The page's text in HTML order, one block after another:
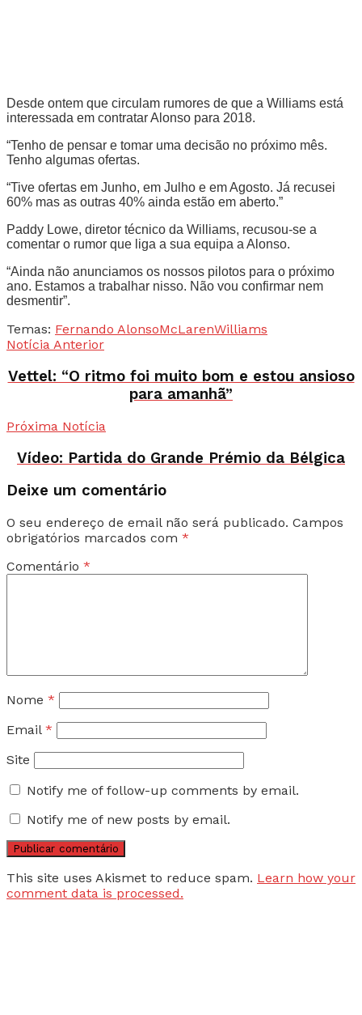
Desde ontem que circulam rumores de que a Williams está
interessada em contratar Alonso para 2018.
“Tenho de pensar e tomar uma decisão no próximo mês.
Tenho algumas ofertas.
“Tive ofertas em Junho, em Julho e em Agosto. Já recusei
60% mas as outras 40% ainda estão em aberto.”
Paddy Lowe, diretor técnico da Williams, recusou-se a
comentar o rumor que liga a sua equipa a Alonso.
“Ainda não anunciamos os nossos pilotos para o próximo
ano. Estamos a trabalhar nisso. Não vou confirmar nem
desmentir”.
Temas: Fernando AlonsoMcLarenWilliams
Notícia Anterior
Vettel: “O ritmo foi muito bom e estou ansioso
para amanhã”
Próxima Notícia
Vídeo: Partida do Grande Prémio da Bélgica
Deixe um comentário
O seu endereço de email não será publicado. Campos
obrigatórios marcados com *
Comentário *
Nome *
Email *
Site
Notify me of follow-up comments by email.
Notify me of new posts by email.
This site uses Akismet to reduce spam. Learn how your
comment data is processed.